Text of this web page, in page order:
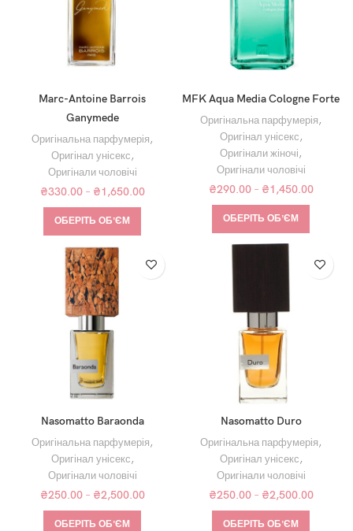
Marc-Antoine Barrois
Ganymede
Оригінальна парфумерія,
Оригінал унісекс,
Оригінали чоловічі
₴330.00– ₴1,650.00
ОБЕРІТЬ ОБʼЄМ
MFK Aqua Media Cologne Forte
Оригінальна парфумерія,
Оригінал унісекс,
Оригінали жіночі,
Оригінали чоловічі
₴290.00– ₴1,450.00
ОБЕРІТЬ ОБʼЄМ
Nasomatto Baraonda
Оригінальна парфумерія,
Оригінал унісекс,
Оригінали чоловічі
₴250.00– ₴2,500.00
ОБЕРІТЬ ОБʼЄМ
Nasomatto Duro
Оригінальна парфумерія,
Оригінал унісекс,
Оригінали чоловічі
₴250.00– ₴2,500.00
ОБЕРІТЬ ОБʼЄМ